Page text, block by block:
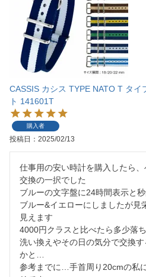
CASSIS カシス TYPE NATO T タ
ト 141601T
購入者
投稿日 2025/02/13
仕事用の安い時計を購入したら
交換の一択でした
ブルーの文字盤に24時間表示と
ブルー&イエローにしましたが見
見えます
4000円クラスと比べたら多少落
洗い換えやその日の気分で交換
かと…
参考までに…手首周り20cmの私